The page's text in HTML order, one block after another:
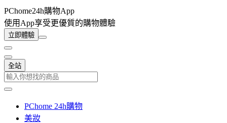
PChome24h購物App
使用App享受更優質的購物體驗
立即體驗
全站
PChome 24h購物
美妝